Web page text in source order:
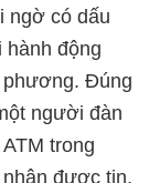
ngờ có dấu
hành động
phương. Đúng
người đàn
trong
nhận được tin,